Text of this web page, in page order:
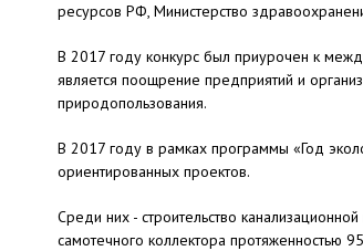
ресурсов РФ, Министерство
В 2017 году конкурс был приурочен к
является поощрение предприятий и
природопользования.
В 2017 году в рамках программы «Год
ориентированных проектов.
Среди них - строительство
самотечного коллектора протяженностью